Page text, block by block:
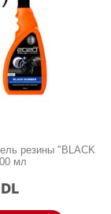
резины "BLACK
мл